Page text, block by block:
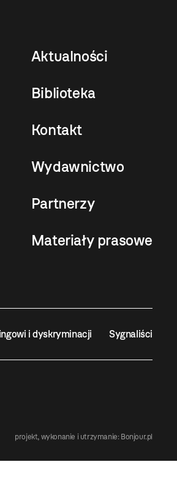
Aktualności
Biblioteka
Kontakt
Wydawnictwo
Partnerzy
Materiały prasowe
i dyskryminacji Sygnaliści
projekt, wykonanie i utrzymanie: Bonjour.pl